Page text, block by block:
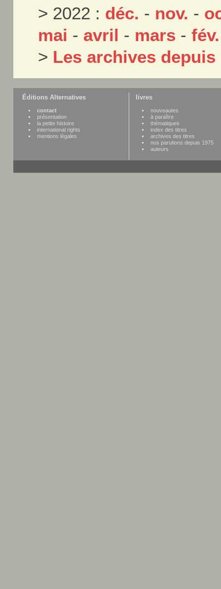
> 2022 : déc. - nov. -
mai - avril - mars -fév.
> Les archives depuis
Éditions Alternatives
contact
présentation
la petite histoire
international rights
mentions légales
livres
nouveautes
à paraître
thématiques
index des titres
archives des titres
nos parutions depuis 1975
auteurs